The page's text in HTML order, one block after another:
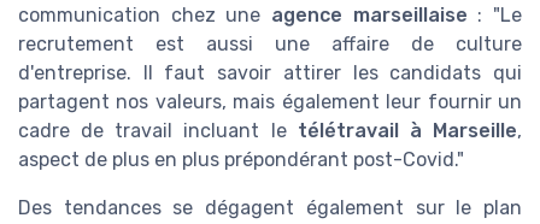
communication chez une agence marseillaise : "Le
recrutement est aussi une affaire de culture
d'entreprise. Il faut savoir attirer les candidats qui
partagent nos valeurs, mais également leur fournir un
cadre de travail incluant le télétravail à Marseille,
aspect de plus en plus prépondérant post-Covid."
Des tendances se dégagent également sur le plan